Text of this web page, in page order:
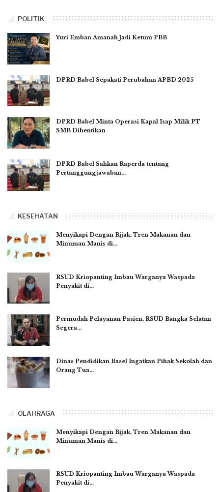
POLITIK
Yuri Emban Amanah Jadi Ketum PBB
DPRD Babel Sepakati Perubahan APBD 2025
DPRD Babel Minta Operasi Kapal Isap Milik PT
SMB Dihentikan
DPRD Babel Sahkan Raperda tentang
Pertanggungjawaban…
KESEHATAN
Menyikapi Dengan Bijak, Tren Makanan dan
Minuman Manis di…
RSUD Kriopanting Imbau Warganya Waspada
Penyakit di…
Permudah Pelayanan Pasien, RSUD Bangka Selatan
Segera…
Dinas Pendidikan Basel Ingatkan Pihak Sekolah dan
Orang Tua…
OLAHRAGA
Menyikapi Dengan Bijak, Tren Makanan dan
Minuman Manis di…
RSUD Kriopanting Imbau Warganya Waspada
Penyakit di…